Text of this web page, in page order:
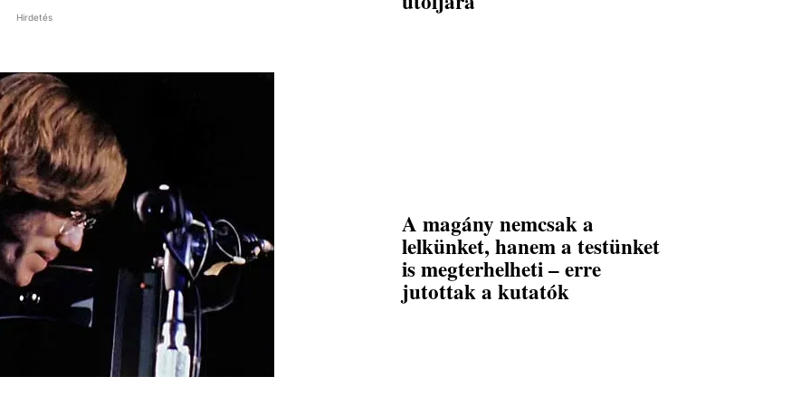
Hirdetés
A magány nemcsak a
lelkünket, hanem a testünket
is megterhelheti – erre
jutottak a kutatók